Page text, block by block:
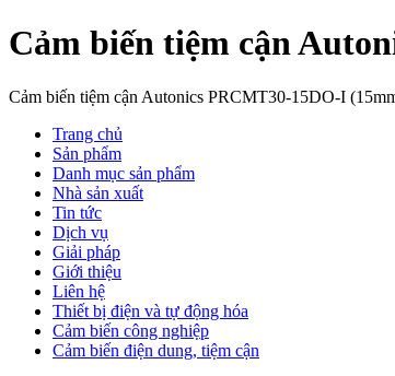
Cảm biến tiệm cận
Cảm biến tiệm cận Autonics PRCMT30-15DO-I
Trang chủ
Sản phẩm
Danh mục sản phẩm
Nhà sản xuất
Tin tức
Dịch vụ
Giải pháp
Giới thiệu
Liên hệ
Thiết bị điện và tự động hóa
Cảm biến công nghiệp
Cảm biến điện dung, tiệm cận